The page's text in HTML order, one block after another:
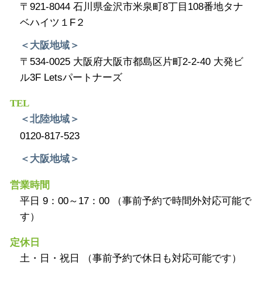
〒921-8044 石川県金沢市米泉町8丁目108番地タナ
ベハイツ１F２
＜大阪地域＞
〒534-0025 大阪府大阪市都島区片町2-2-40 大発ビ
ル3F Letsパートナーズ
TEL
＜北陸地域＞
0120-817-523
＜大阪地域＞
営業時間
平日 9：00～17：00 （事前予約で時間外対応可能で
す）
定休日
土・日・祝日 （事前予約で休日も対応可能です）